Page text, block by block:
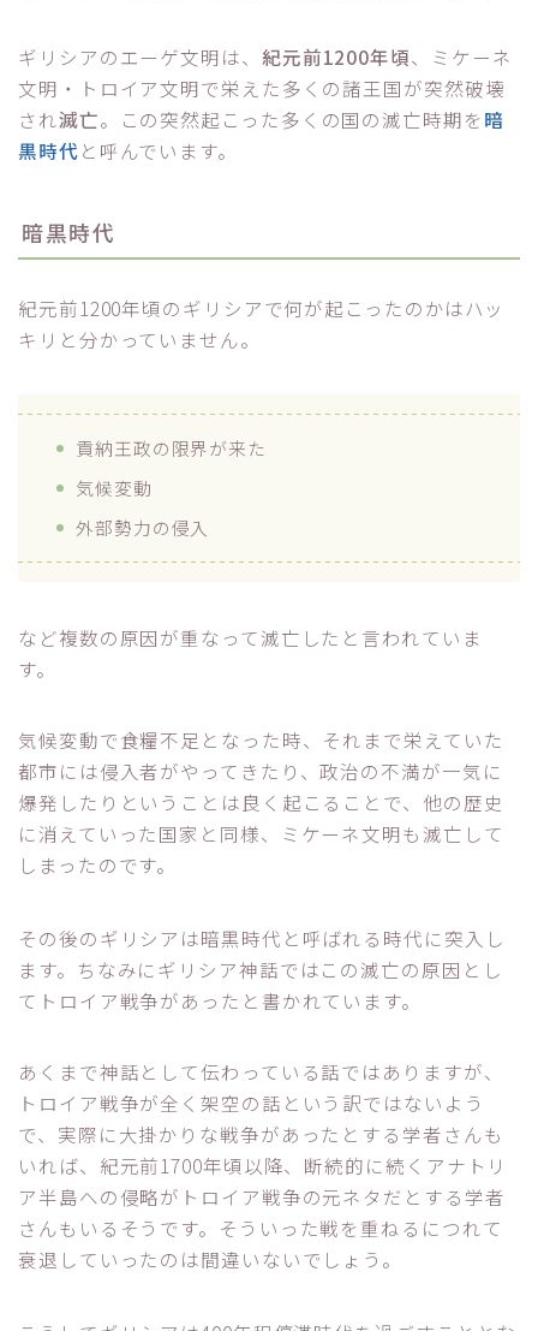
ギリシアのエーゲ文明は、 紀元前1200年頃、ミケーネ
文明・トロイア文明で栄えた多くの諸王国が突然破壊
され滅亡。この突然起こった多くの国の滅亡時期を暗
黒時代と呼んでいます。
暗黒時代
紀元前1200年頃のギリシアで何が起こったのかはハッ
キリと分かっていません。
貢納王政の限界が来た
気候変動
外部勢力の侵入
など複数の原因が重なって滅亡したと言われていま
す。
気候変動で食糧不足となった時、それまで栄えていた
都市には侵入者がやってきたり、政治の不満が一気に
爆発したりということは良く起こることで、他の歴史
に消えていった国家と同様、ミケーネ文明も滅亡して
しまったのです。
その後のギリシアは暗黒時代と呼ばれる時代に突入し
ます。ちなみにギリシア神話ではこの滅亡の原因とし
てトロイア戦争があったと書かれています。
あくまで神話として伝わっている話ではありますが、
トロイア戦争が全く架空の話という訳ではないよう
で、実際に大掛かりな戦争があったとする学者さんも
いれば、紀元前1700年頃以降、断続的に続くアナトリ
ア半島への侵略がトロイア戦争の元ネタだとする学者
さんもいるそうです。そういった戦を重ねるにつれて
衰退していったのは間違いないでしょう。